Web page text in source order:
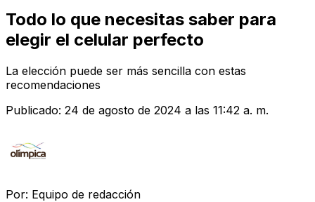
Todo lo que necesitas saber para
elegir el celular perfecto
La elección puede ser más sencilla con estas
recomendaciones
Publicado: 24 de agosto de 2024 a las 11:42 a. m.
Por: Equipo de redacción